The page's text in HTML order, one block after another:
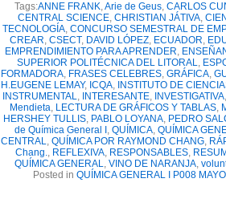
Tags:ANNE FRANK,Arie de Geus, CARLOS
CENTRAL SCIENCE, CHRISTIAN JÁTIVA,
TECNOLOGÍA, CONCURSO SEMESTRAL DE
CREAR, CSECT, DAVID LÓPEZ, ECUADOR,
EMPRENDIMIENTO PARA APRENDER,
SUPERIOR POLITÉCNICA DEL LITORAL,
FORMADORA, FRASES CELEBRES, GRÁFICA,
H.EUGENE LEMAY, ICQA, INSTITUTO DE
INSTRUMENTAL, INTERESANTE, INVESTIGATIVA,
Mendieta, LECTURA DE GRÁFICOS Y TABLAS,
HERSHEY TULLIS, PABLO LOYANA, PEDRO
de Química General I , QUÍMICA, QUÍMICA
CENTRAL, QUÍMICA POR RAYMOND CHANG,
Chang., REFLEXIVA, RESPONSABLES,
QUÍMICA GENERAL, VINO DE NARANJA,
Posted in QUÍMICA GENERAL I P008